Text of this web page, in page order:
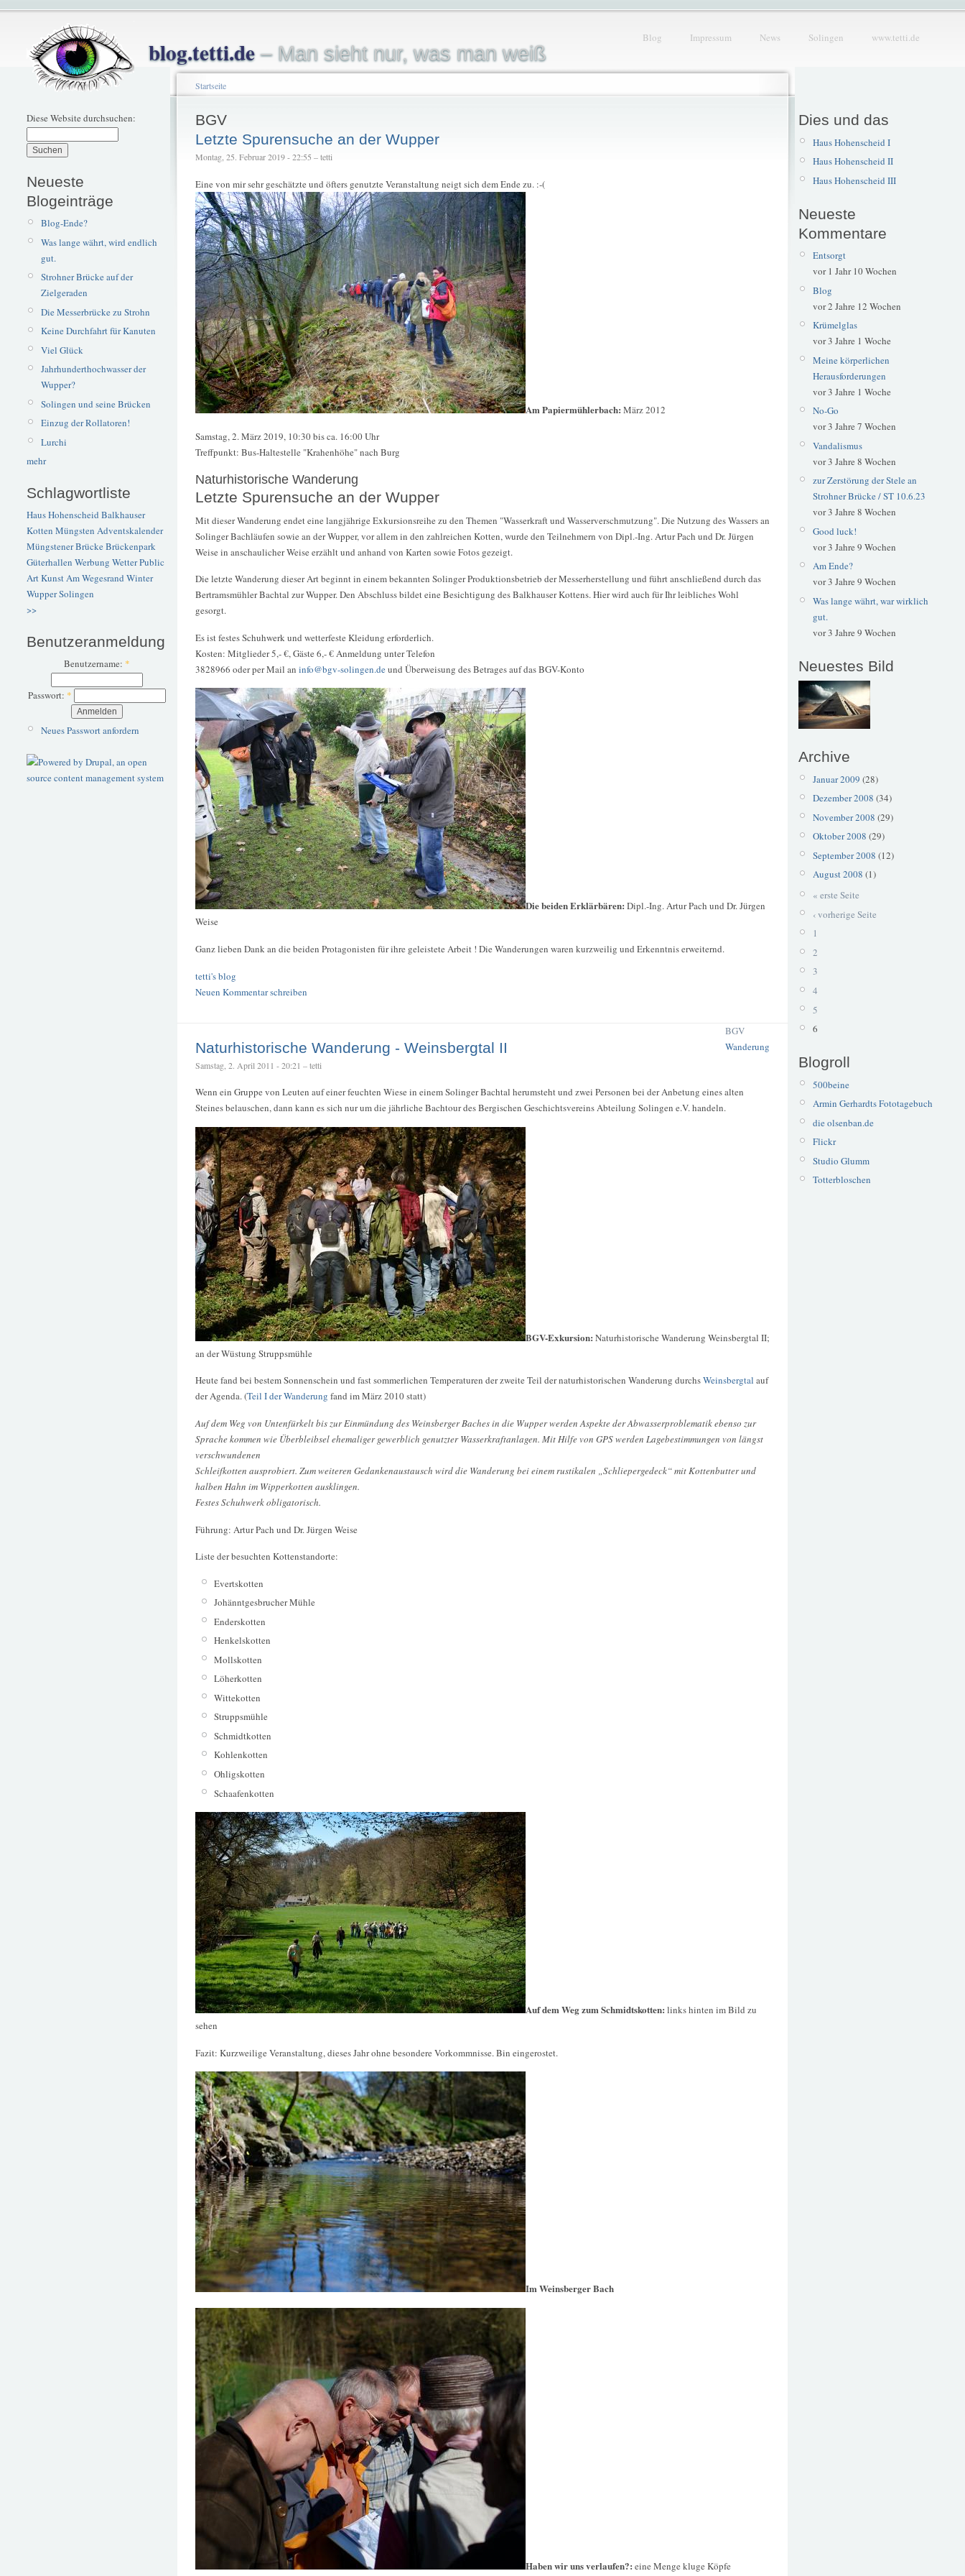
blog.tetti.de– Man sieht nur, was man weiß
Blog Impressum News Solingen www.tetti.de
Diese Website durchsuchen:
Neueste
Blogeinträge
Blog-Ende?
Was lange währt, wird endlich
gut.
Strohner Brücke auf der
Zielgeraden
Die Messerbrücke zu Strohn
Keine Durchfahrt für Kanuten
Viel Glück
Jahrhunderthochwasser der
Wupper?
Solingen und seine Brücken
Einzug der Rollatoren!
Lurchi
mehr
Schlagwortliste
Haus Hohenscheid Balkhauser
Kotten Müngsten Adventskalender
Müngstener BrückeBrückenpark
Güterhallen Werbung WetterPublic
ArtKunstAm Wegesrand Winter
WupperSolingen
>>
Benutzeranmeldung
Benutzername: *
Passwort: *
Neues Passwort anfordern
Startseite
BGV
Letzte Spurensuche an der Wupper
Montag, 25. Februar 2019 - 22:55 – tetti
Eine von mir sehr geschätzte und öfters genutzte Veranstaltung neigt sich dem Ende zu. :-(
Am Papiermühlerbach: März 2012
Samstag, 2. März 2019, 10:30 bis ca. 16:00 Uhr
Treffpunkt: Bus-Haltestelle "Krahenhöhe" nach Burg
Naturhistorische Wanderung
Letzte Spurensuche an der Wupper
Mit dieser Wanderung endet eine langjährige Exkursionsreihe zu den Themen "Wasserkraft und Wasserverschmutzung". Die Nutzung des Wassers an
Solinger Bachläufen sowie an der Wupper, vor allem in den zahlreichen Kotten, wurde den Teilnehmern von Dipl.-Ing. Artur Pach und Dr. Jürgen
Weise in anschaulicher Weise erzählt und anhand von Karten sowie Fotos gezeigt.
Die letzte Wanderung dieser Art beginnt in einem bekannten Solinger Produktionsbetrieb der Messerherstellung und führt anschließend durch das
Bertramsmühler Bachtal zur Wupper. Den Abschluss bildet eine Besichtigung des Balkhauser Kottens. Hier wird auch für Ihr leibliches Wohl
gesorgt.
Es ist festes Schuhwerk und wetterfeste Kleidung erforderlich.
Kosten: Mitglieder 5,- €, Gäste 6,- € Anmeldung unter Telefon
3828966 oder per Mail an info@bgv-solingen.deund Überweisung des Betrages auf das BGV-Konto
Die beiden Erklärbären: Dipl.-Ing. Artur Pach und Dr. Jürgen
Weise
Ganz lieben Dank an die beiden Protagonisten für ihre geleistete Arbeit ! Die Wanderungen waren kurzweilig und Erkenntnis erweiternd.
tetti's blog
Neuen Kommentar schreiben
BGV
Wanderung
Naturhistorische Wanderung - Weinsbergtal II
Samstag, 2. April 2011 - 20:21 – tetti
Wenn ein Gruppe von Leuten auf einer feuchten Wiese in einem Solinger Bachtal herumsteht und zwei Personen bei der Anbetung eines alten
Steines belauschen, dann kann es sich nur um die jährliche Bachtour des Bergischen Geschichtsvereins Abteilung Solingen e.V. handeln.
BGV-Exkursion: Naturhistorische Wanderung Weinsbergtal II;
an der Wüstung Struppsmühle
Heute fand bei bestem Sonnenschein und fast sommerlichen Temperaturen der zweite Teil der naturhistorischen Wanderung durchsWeinsbergtal auf
der Agenda. (Teil I der Wanderung fand im März 2010 statt)
Auf dem Weg von Untenfürkelt bis zur Einmündung des Weinsberger Baches in die Wupper werden Aspekte der Abwasserproblematik ebenso zur
Sprache kommen wie Überbleibsel ehemaliger gewerblich genutzter Wasserkraftanlagen. Mit Hilfe von GPS werden Lagebestimmungen von längst
verschwundenen
Schleifkotten ausprobiert. Zum weiteren Gedankenaustausch wird die Wanderung bei einem rustikalen „Schliepergedeck“ mit Kottenbutter und
halben Hahn im Wipperkotten ausklingen.
Festes Schuhwerk obligatorisch.
Führung: Artur Pach und Dr. Jürgen Weise
Liste der besuchten Kottenstandorte:
Evertskotten
Johänntgesbrucher Mühle
Enderskotten
Henkelskotten
Mollskotten
Löherkotten
Wittekotten
Struppsmühle
Schmidtkotten
Kohlenkotten
Ohligskotten
Schaafenkotten
Auf dem Weg zum Schmidtskotten: links hinten im Bild zu
sehen
Fazit: Kurzweilige Veranstaltung, dieses Jahr ohne besondere Vorkommnisse. Bin eingerostet.
Im Weinsberger Bach
Haben wir uns verlaufen?: eine Menge kluge Köpfe
Dies und das
Haus Hohenscheid I
Haus Hohenscheid II
Haus Hohenscheid III
Neueste
Kommentare
Entsorgt
vor 1 Jahr 10 Wochen
Blog
vor 2 Jahre 12 Wochen
Krümelglas
vor 3 Jahre 1 Woche
Meine körperlichen
Herausforderungen
vor 3 Jahre 1 Woche
No-Go
vor 3 Jahre 7 Wochen
Vandalismus
vor 3 Jahre 8 Wochen
zur Zerstörung der Stele an
Strohner Brücke / ST 10.6.23
vor 3 Jahre 8 Wochen
Good luck!
vor 3 Jahre 9 Wochen
Am Ende?
vor 3 Jahre 9 Wochen
Was lange währt, war wirklich
gut.
vor 3 Jahre 9 Wochen
Neuestes Bild
Archive
Januar 2009 (28)
Dezember 2008 (34)
November 2008 (29)
Oktober 2008 (29)
September 2008 (12)
August 2008 (1)
« erste Seite
‹ vorherige Seite
1
2
3
4
5
6
Blogroll
500beine
Armin Gerhardts Fototagebuch
die olsenban.de
Flickr
Studio Glumm
Totterbloschen